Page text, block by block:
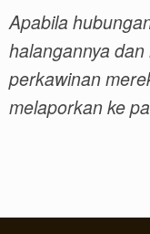
Apabila
halangannya
perkawinan
melaporkan ke